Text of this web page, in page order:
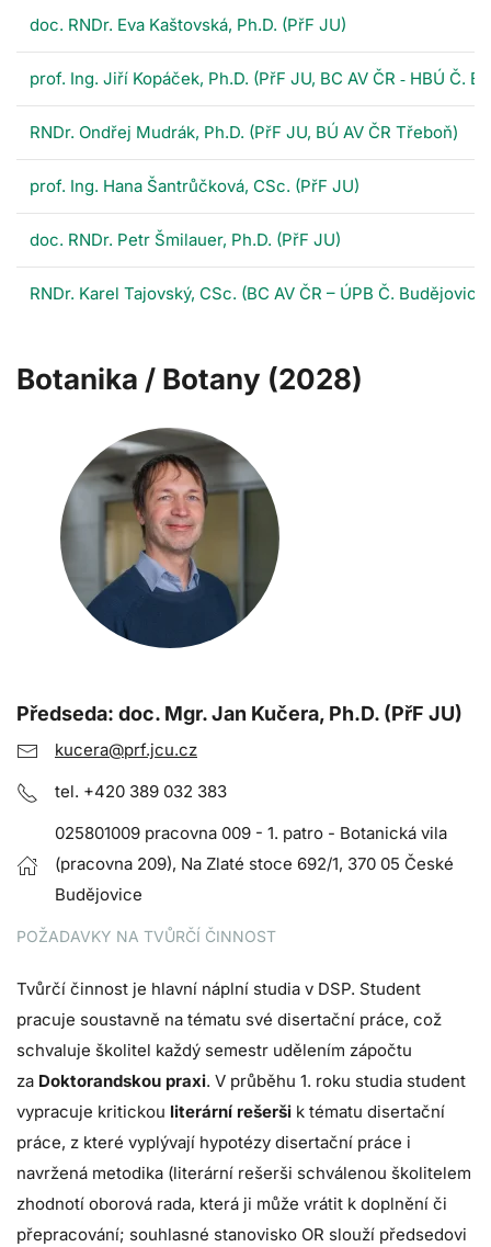
doc. RNDr. Eva Kaštovská, Ph.D. (PřF JU)
prof. Ing. Jiří Kopáček, Ph.D. (PřF JU, BC AV ČR ‐ HBÚ Č.
RNDr. Ondřej Mudrák, Ph.D. (PřF JU, BÚ AV ČR Třeboň)
prof. Ing. Hana Šantrůčková, CSc. (PřF JU)
doc. RNDr. Petr Šmilauer, Ph.D. (PřF JU)
RNDr. Karel Tajovský, CSc. (BC AV ČR – ÚPB Č. Budějovice)
Botanika / Botany (2028)
Předseda: doc. Mgr. Jan Kučera, Ph.D. (PřF JU)
kucera@prf.jcu.cz
tel. +420 389 032 383
025801009 pracovna 009 - 1. patro - Botanická vila
(pracovna 209), Na Zlaté stoce 692/1, 370 05 České
Budějovice
POŽADAVKY NA TVŮRČÍ ČINNOST
Tvůrčí činnost je hlavní náplní studia v DSP. Student
pracuje soustavně na tématu své disertační práce, což
schvaluje školitel každý semestr udělením zápočtu
za Doktorandskou praxi. V průběhu 1. roku studia student
vypracuje kritickou literární rešerši k tématu disertační
práce, z které vyplývají hypotézy disertační práce i
navržená metodika (literární rešerši schválenou školitelem
zhodnotí oborová rada, která ji může vrátit k doplnění či
přepracování; souhlasné stanovisko OR slouží předsedovi